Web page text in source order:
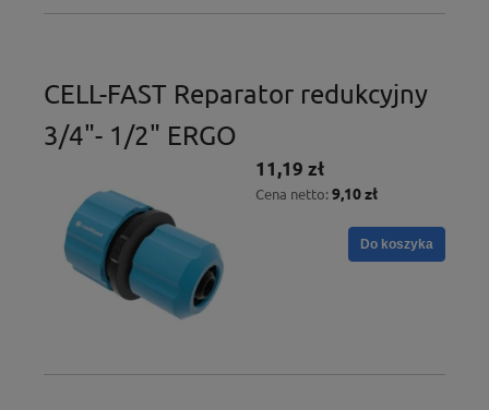
CELL-FAST Reparator redukcyjny
3/4"- 1/2" ERGO
11,19 zł
Cena netto: 9,10 zł
Do koszyka